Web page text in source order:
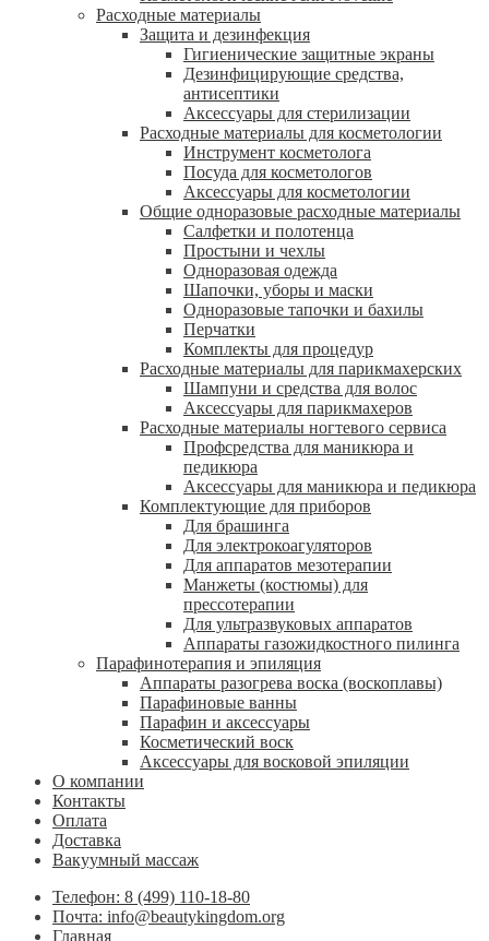
Расходные материалы
Защита и дезинфекция
Гигиенические защитные экраны
Дезинфицирующие средства,
антисептики
Аксессуары для стерилизации
Расходные материалы для косметологии
Инструмент косметолога
Посуда для косметологов
Аксессуары для косметологии
Общие одноразовые расходные материалы
Салфетки и полотенца
Простыни и чехлы
Одноразовая одежда
Шапочки, уборы и маски
Одноразовые тапочки и бахилы
Перчатки
Комплекты для процедур
Расходные материалы для парикмахерских
Шампуни и средства для волос
Аксессуары для парикмахеров
Расходные материалы ногтевого сервиса
Профсредства для маникюра и
педикюра
Аксессуары для маникюра и педикюра
Комплектующие для приборов
Для брашинга
Для электрокоагуляторов
Для аппаратов мезотерапии
Манжеты (костюмы) для
прессотерапии
Для ультразвуковых аппаратов
Аппараты газожидкостного пилинга
Парафинотерапия и эпиляция
Аппараты разогрева воска (воскоплавы)
Парафиновые ванны
Парафин и аксессуары
Косметический воск
Аксессуары для восковой эпиляции
О компании
Контакты
Оплата
Доставка
Вакуумный массаж
Телефон: 8 (499) 110-18-80
Почта: info@beautykingdom.org
Главная